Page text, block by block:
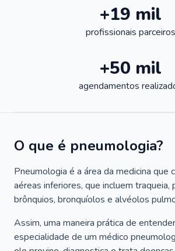
+19 mil
profissionais parceiros
+50 mil
agendamentos
O que é pneumologia?
Pneumologia é a área da medicina que
aéreas inferiores, que incluem traqueia,
brônquios, bronquíolos e alvéolos
Assim, uma maneira prática de
especialidade de um médico